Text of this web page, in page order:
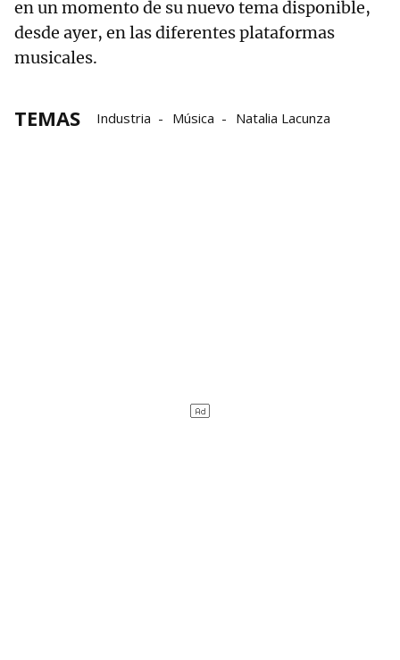
en un momento de su nuevo tema disponible,
desde ayer, en las diferentes plataformas
musicales.
TEMAS Industria Música Natalia Lacunza